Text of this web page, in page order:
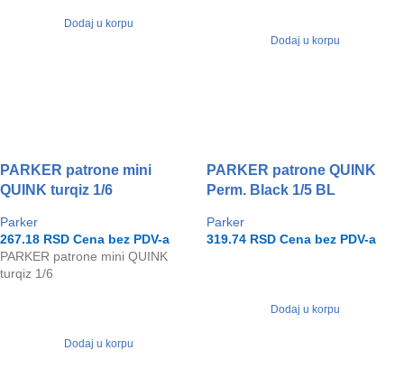
Dodaj u korpu
Dodaj u korpu
PARKER patrone mini
QUINK turqiz 1/6
Parker
267.18 RSD Cena bez PDV-a
PARKER patrone mini QUINK
turqiz 1/6
Dodaj u korpu
PARKER patrone QUINK
Perm. Black 1/5 BL
Parker
319.74 RSD Cena bez PDV-a
Dodaj u korpu